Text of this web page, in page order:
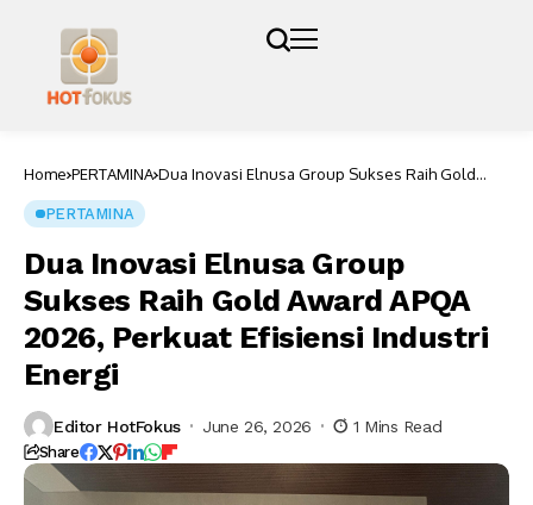
Home PERTAMINA Dua Inovasi Elnusa Group Sukses Raih Gold
PERTAMINA
Dua Inovasi Elnusa Group
Sukses Raih Gold Award APQA
2026, Perkuat Efisiensi Industri
Energi
Editor HotFokus June 26, 2026 1 Mins Read
Share